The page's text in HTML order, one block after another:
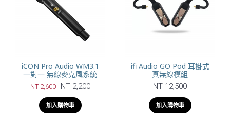
iCON Pro Audio WM3.1
一對一 無線麥克風系統
NT 2,600 NT 2,200
加入購物車
ifi Audio GO Pod 耳掛式
真無線模組
NT 12,500
加入購物車